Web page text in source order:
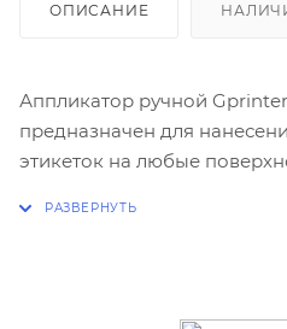
ОПИСАНИЕ
Аппликатор ручной
предназначен для
этикеток на любые